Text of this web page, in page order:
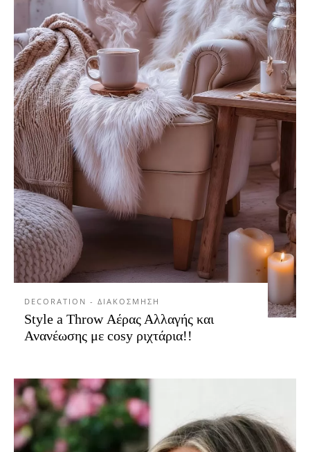
DECORATION - ΔΙΑΚΟΣΜΗΣΗ
Style a Throw Αέρας Αλλαγής και
Ανανέωσης με cosy ριχτάρια!!